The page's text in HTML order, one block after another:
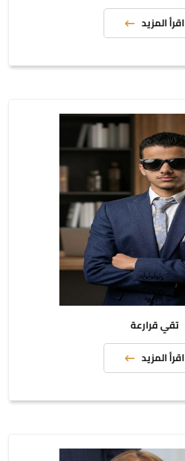
اقرأ المزيد
تقي قرارعة
اقرأ المزيد